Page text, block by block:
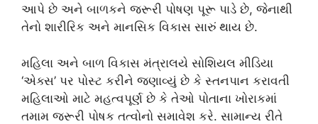
આપે છે અને બાળકને જરૂરી પોષણ પૂરૂ પાડે છે, જેનાથી
તેનો શારીરિક અને માનસિક વિકાસ સારું થાય છે.
મહિલા અને બાળ વિકાસ મંત્રાલયે સોશિયલ મીડિયા
‘એક્સ’ પર પોસ્ટ કરીને જણાવ્યું છે કે સ્તનપાન કરાવતી
મહિલાઓ માટે મહત્વપૂર્ણ છે કે તેઓ પોતાના ખોરાકમાં
તમામ જરૂરી પોષક તત્વોનો સમાવેશ કરે. સામાન્ય રીતે